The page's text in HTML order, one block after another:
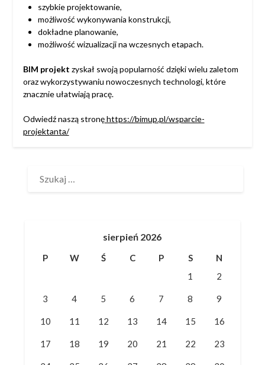
szybkie projektowanie,
możliwość wykonywania konstrukcji,
dokładne planowanie,
możliwość wizualizacji na wczesnych etapach.
BIM projekt zyskał swoją popularność dzięki wielu zaletom
oraz wykorzystywaniu nowoczesnych technologi, które
znacznie ułatwiają pracę.
Odwiedź naszą stronęhttps://bimup.pl/wsparcie-
projektanta/
sierpień 2026
P W Ś C P S
N
1
2
3 4 5 6 7 8 9
10 11 12 13 14 15 16
17 18 19 20 21 22 23